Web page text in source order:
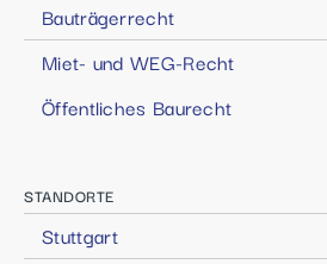
Bauträgerrecht
Miet- und WEG-Recht
Öffentliches Baurecht
STANDORTE
Stuttgart